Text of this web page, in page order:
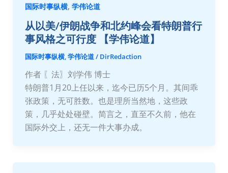
国际时事纵横, 学伟论道
从以美/伊朗战争和北约峰会看特朗普行
事风格之可行度 【学伟论道】
国际时事纵横,学伟论道/ DirRedaction
作者 〖法〗刘学伟 博士
特朗普1月20上任以来，迄今已历5个月。其间乖
张政策，无可胜数。也是理所当然地，这些政
策，几乎处处碰壁。简言之，直至不久前，他在
国际外交上，还无一件大事办成。